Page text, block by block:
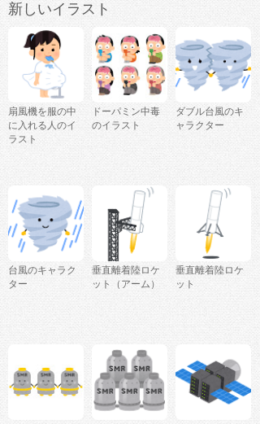
新しいイラスト
扇風機を服の中
に入れる人のイ
ラスト
ドーパミン中毒
のイラスト
ダブル台風のキ
ャラクター
台風のキャラク
ター
垂直離着陸ロケ
ット（アーム）
垂直離着陸ロケ
ット